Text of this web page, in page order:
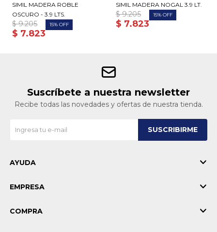
SIMIL MADERA ROBLE
OSCURO - 3.9 LTS.
$ 7.823
$ 9.205 15
SIMIL MADERA NOGAL 3.9 LT.
$ 7.823
$ 9.205 15
Suscríbete a nuestra newsletter
Recibe todas las novedades y ofertas de nuestra tienda.
SUSCRIBIRME
AYUDA
EMPRESA
COMPRA